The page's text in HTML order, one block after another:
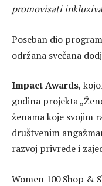
promovisati
Poseban dio
održana svečana
Impact Awards,
godina projekta
ženama koje svojim
društvenim
razvoj privrede i
Women 100 Shop &